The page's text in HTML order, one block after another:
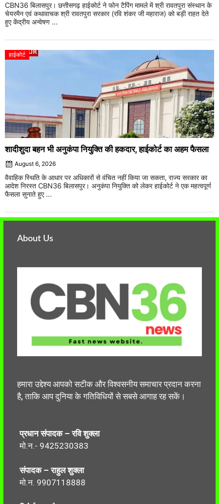
CBN36 बिलासपुर। छत्तीसगढ़ हाईकोर्ट ने फोन टैपिंग मामले में श्री रावतपुरा संस्थान के
चेयरमैन एवं कथावाचक श्री रावतपुरा सरकार (रवि शंकर जी महाराज) को बड़ी राहत देते
हुए केंद्रीय अन्वेषण ...
हाईकोर्ट
शादीशुदा बहन भी अनुकंपा नियुक्ति की हकदार, हाईकोर्ट का अहम फैसला
August 6, 2026
वैवाहिक स्थिति के आधार पर अधिकारों से वंचित नहीं किया जा सकता, राज्य सरकार का
आदेश निरस्त CBN36 बिलासपुर। अनुकंपा नियुक्ति को लेकर हाईकोर्ट ने एक महत्वपूर्ण
फैसला सुनाते हुए ...
About Us
हमारा उद्देश्य आपको सटीक और विश्वसनीय समाचार प्रदान करना
है, ताकि आप दुनिया के गतिविधियों से सबसे आगाह रह सकें।
प्रधान संपादक – रवि शुक्ला
मो.न.- 9425230383
संपादक – राहुल शुक्ला
मो.न. 9907118888